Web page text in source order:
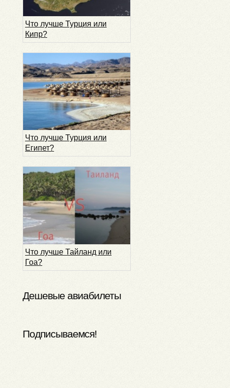
Что лучше Турция или
Кипр?
Что лучше Турция или
Египет?
Что лучше Тайланд или
Гоа?
Дешевые авиабилеты
Подписываемся!